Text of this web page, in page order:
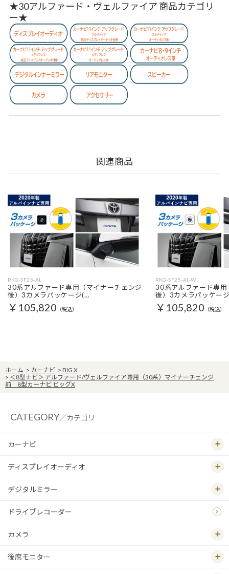
★30アルファード・ヴェルファイア 商品カテゴリ
ー★
関連商品
PKG-SF25-AL
30系アルファード専用（マイナーチェンジ
後）3カメラパッケージ(…
￥105,820 （税込）
PKG-SF25-AL-W
30系アルファード専
後）3カメラパッケー
￥105,820 （税込）
ホーム > カーナビ > BIG X
> ＜8型ナビ＞ アルファード/ヴェルファイア専用（30系）マイナーチェンジ
前 8型カーナビ ビッグX
CATEGORY／カテゴリ
カーナビ
ディスプレイオーディオ
デジタルミラー
ドライブレコーダー
カメラ
後席モニター